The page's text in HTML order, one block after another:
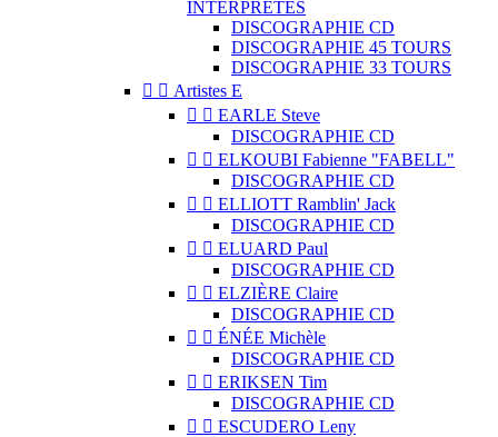
INTERPRÈTES
DISCOGRAPHIE CD
DISCOGRAPHIE 45 TOURS
DISCOGRAPHIE 33 TOURS
  Artistes E
  EARLE Steve
DISCOGRAPHIE CD
  ELKOUBI Fabienne "FABELL"
DISCOGRAPHIE CD
  ELLIOTT Ramblin' Jack
DISCOGRAPHIE CD
  ELUARD Paul
DISCOGRAPHIE CD
  ELZIÈRE Claire
DISCOGRAPHIE CD
  ÉNÉE Michèle
DISCOGRAPHIE CD
  ERIKSEN Tim
DISCOGRAPHIE CD
  ESCUDERO Leny